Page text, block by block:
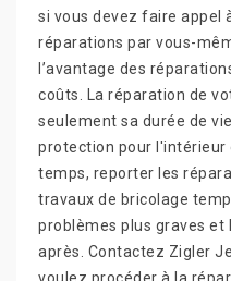
si vous devez faire appel
réparations par vous-
l’avantage des
coûts. La réparation de
seulement sa durée de
protection pour l'intérieur
temps, reporter les
travaux de bricolage
problèmes plus graves
après. Contactez Zigler
voulez procéder à la